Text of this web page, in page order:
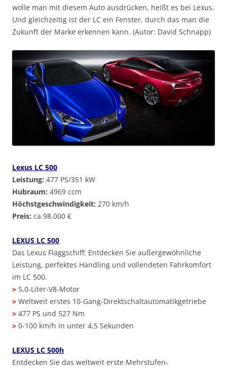
wolle man mit diesem Auto ausdrücken, heißt es bei Lexus.
Und gleichzeitig ist der LC ein Fenster, durch das man die
Zukunft der Marke erkennen kann. (Autor: David Schnapp)
Lexus LC 500
Leistung: 477 PS/351 kW
Hubraum: 4969 ccm
Höchstgeschwindigkeit: 270 km/h
Preis: ca.98.000 €
LEXUS LC 500
Das Lexus Flaggschiff: Entdecken Sie außergewöhnliche
Leistung, perfektes Handling und vollendeten Fahrkomfort
im LC 500.
> 5,0-Liter-V8-Motor
> Weltweit erstes 10-Gang-Direktschaltautomatikgetriebe
> 477 PS und 527 Nm
> 0-100 km/h in unter 4,5 Sekunden
LEXUS LC 500h
Entdecken Sie das weltweit erste Mehrstufen-